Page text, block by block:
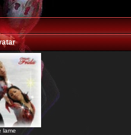
lame